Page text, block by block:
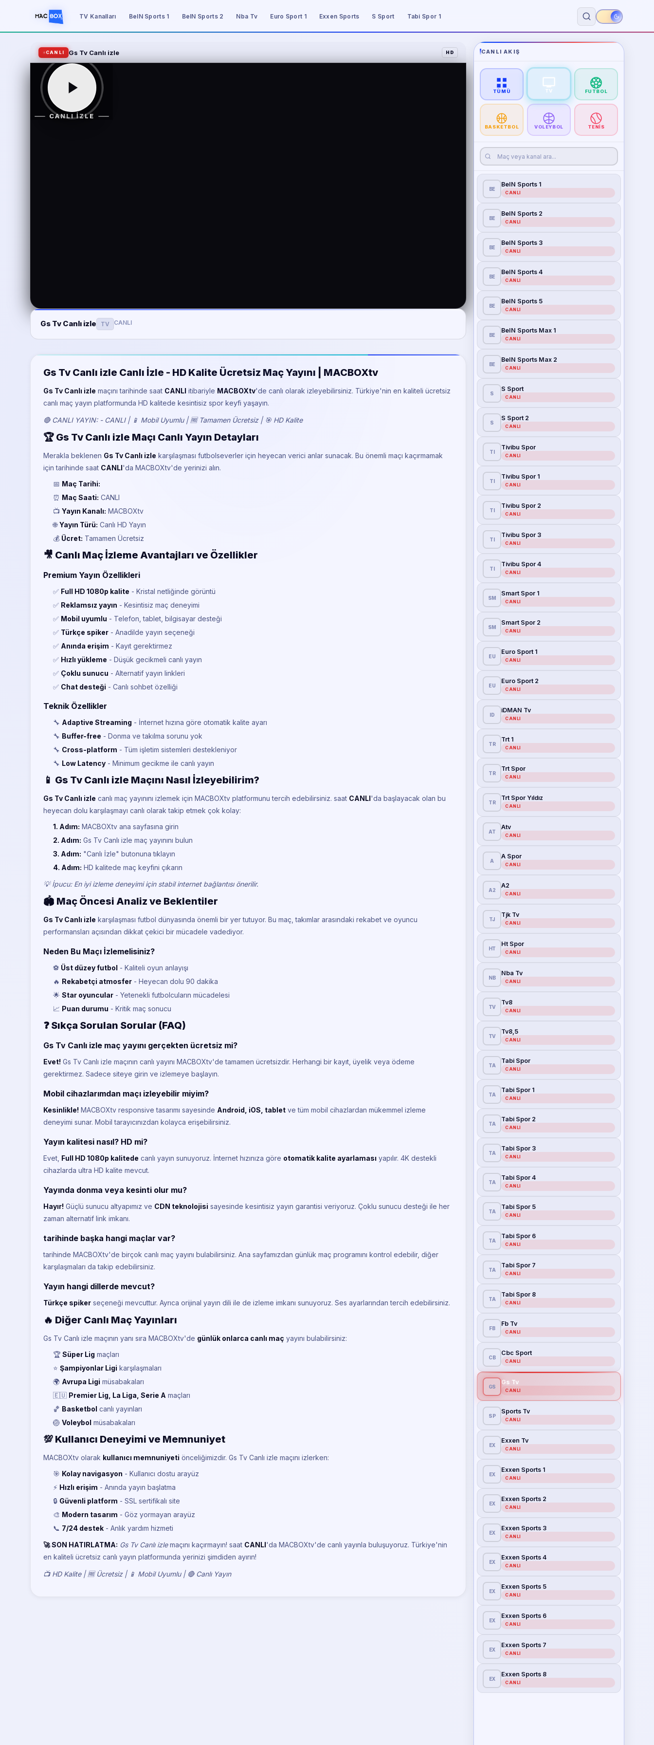
TV Kanalları BeIN Sports 1 BeIN Sports 2 Nba Tv Euro Sport 1 Exxen Sports S Sport Tabi Spor 1
CANLI Gs Tv Canlı izle HD
CANLI İZLE
Gs Tv Canlı izle TV CANLI
Gs Tv Canlı izle Canlı İzle - HD Kalite Ücretsiz Maç Yayını | MACBOXtv
Gs Tv Canlı izle maçınıtarihinde saat CANLI itibariyle MACBOXtv'de canlı olarak izleyebilirsiniz. Türkiye'nin en kaliteli ücretsiz
canlı maç yayın platformunda HD kalitede kesintisiz spor keyfi yaşayın.
🔴 CANLI YAYIN: - CANLI | 📱 Mobil Uyumlu | 🆓 Tamamen Ücretsiz | 🎯 HD Kalite
🏆 Gs Tv Canlı izle Maçı Canlı Yayın Detayları
Merakla beklenen Gs Tv Canlı izle karşılaşması futbolseverler için heyecan verici anlar sunacak. Bu önemli maçı kaçırmamak
içintarihinde saat CANLI'da MACBOXtv'de yerinizi alın.
📅 Maç Tarihi:
⏰ Maç Saati: CANLI
📺 Yayın Kanalı: MACBOXtv
🌐Yayın Türü: Canlı HD Yayın
💰 Ücret: Tamamen Ücretsiz
🎥 Canlı Maç İzleme Avantajları ve Özellikler
Premium Yayın Özellikleri
✅ Full HD 1080p kalite - Kristal netliğinde görüntü
✅ Reklamsız yayın - Kesintisiz maç deneyimi
✅ Mobil uyumlu - Telefon, tablet, bilgisayar desteği
✅ Türkçe spiker - Anadilde yayın seçeneği
✅ Anında erişim - Kayıt gerektirmez
✅ Hızlı yükleme - Düşük gecikmeli canlı yayın
✅ Çoklu sunucu - Alternatif yayın linkleri
✅ Chat desteği - Canlı sohbet özelliği
Teknik Özellikler
🔧 Adaptive Streaming - İnternet hızına göre otomatik kalite ayarı
🔧 Buffer-free - Donma ve takılma sorunu yok
🔧 Cross-platform - Tüm işletim sistemleri destekleniyor
🔧 Low Latency - Minimum gecikme ile canlı yayın
📱 Gs Tv Canlı izle Maçını Nasıl İzleyebilirim?
Gs Tv Canlı izle canlı maç yayınını izlemek için MACBOXtv platformunu tercih edebilirsiniz. saat CANLI'da başlayacak olan bu
heyecan dolu karşılaşmayı canlı olarak takip etmek çok kolay:
1. Adım: MACBOXtv ana sayfasına girin
2. Adım: Gs Tv Canlı izle maç yayınını bulun
3. Adım: "Canlı İzle" butonuna tıklayın
4. Adım: HD kalitede maç keyfini çıkarın
💡 İpucu: En iyi izleme deneyimi için stabil internet bağlantısı önerilir.
🏟️ Maç Öncesi Analiz ve Beklentiler
Gs Tv Canlı izle karşılaşması futbol dünyasında önemli bir yer tutuyor. Bu maç, takımlar arasındaki rekabet ve oyuncu
performansları açısından dikkat çekici bir mücadele vadediyor.
Neden Bu Maçı İzlemelisiniz?
⚽ Üst düzey futbol - Kaliteli oyun anlayışı
🔥 Rekabetçi atmosfer - Heyecan dolu 90 dakika
🌟 Star oyuncular - Yetenekli futbolcuların mücadelesi
📈 Puan durumu - Kritik maç sonucu
❓ Sıkça Sorulan Sorular (FAQ)
Gs Tv Canlı izle maç yayını gerçekten ücretsiz mi?
Evet! Gs Tv Canlı izle maçının canlı yayını MACBOXtv'de tamamen ücretsizdir. Herhangi bir kayıt, üyelik veya ödeme
gerektirmez. Sadece siteye girin ve izlemeye başlayın.
Mobil cihazlarımdan maçı izleyebilir miyim?
Kesinlikle! MACBOXtv responsive tasarımı sayesinde Android, iOS, tablet ve tüm mobil cihazlardan mükemmel izleme
deneyimi sunar. Mobil tarayıcınızdan kolayca erişebilirsiniz.
Yayın kalitesi nasıl? HD mi?
Evet, Full HD 1080p kalitede canlı yayın sunuyoruz. İnternet hızınıza göre otomatik kalite ayarlaması yapılır. 4K destekli
cihazlarda ultra HD kalite mevcut.
Yayında donma veya kesinti olur mu?
Hayır! Güçlü sunucu altyapımız ve CDN teknolojisi sayesinde kesintisiz yayın garantisi veriyoruz. Çoklu sunucu desteği ile her
zaman alternatif link imkanı.
tarihinde başka hangi maçlar var?
tarihinde MACBOXtv'de birçok canlı maç yayını bulabilirsiniz. Ana sayfamızdan günlük maç programını kontrol edebilir, diğer
karşılaşmaları da takip edebilirsiniz.
Yayın hangi dillerde mevcut?
Türkçe spiker seçeneği mevcuttur. Ayrıca orijinal yayın dili ile de izleme imkanı sunuyoruz. Ses ayarlarından tercih edebilirsiniz.
🔥 Diğer Canlı Maç Yayınları
Gs Tv Canlı izle maçının yanı sıra MACBOXtv'de günlük onlarca canlı maç yayını bulabilirsiniz:
🏆 Süper Lig maçları
⭐ Şampiyonlar Ligi karşılaşmaları
🌍 Avrupa Ligi müsabakaları
🇪🇺 Premier Lig, La Liga, Serie A maçları
🏀 Basketbol canlı yayınları
🏐 Voleybol müsabakaları
💯 Kullanıcı Deneyimi ve Memnuniyet
MACBOXtv olarak kullanıcı memnuniyeti önceliğimizdir. Gs Tv Canlı izle maçını izlerken:
🎯 Kolay navigasyon - Kullanıcı dostu arayüz
⚡ Hızlı erişim - Anında yayın başlatma
🔒 Güvenli platform - SSL sertifikalı site
🎨 Modern tasarım - Göz yormayan arayüz
📞 7/24 destek - Anlık yardım hizmeti
🚀 SON HATIRLATMA: Gs Tv Canlı izlemaçını kaçırmayın! saat CANLI'da MACBOXtv'de canlı yayınla buluşuyoruz. Türkiye'nin
en kaliteli ücretsiz canlı yayın platformunda yerinizi şimdiden ayırın!
📺 HD Kalite | 🆓 Ücretsiz | 📱 Mobil Uyumlu | 🔴 Canlı Yayın
CANLI AKIŞ
TÜMÜ TV FUTBOL
BASKETBOL VOLEYBOL TENIS
BE
BeIN Sports 1
CANLI
BE
BeIN Sports 2
CANLI
BE
BeIN Sports 3
CANLI
BE
BeIN Sports 4
CANLI
BE
BeIN Sports 5
CANLI
BE
BeIN Sports Max 1
CANLI
BE
BeIN Sports Max 2
CANLI
S
S Sport
CANLI
S
S Sport 2
CANLI
TI
Tivibu Spor
CANLI
TI
Tivibu Spor 1
CANLI
TI
Tivibu Spor 2
CANLI
TI
Tivibu Spor 3
CANLI
TI
Tivibu Spor 4
CANLI
SM
Smart Spor 1
CANLI
SM
Smart Spor 2
CANLI
EU
Euro Sport 1
CANLI
EU
Euro Sport 2
CANLI
ID
iDMAN Tv
CANLI
TR
Trt 1
CANLI
TR
Trt Spor
CANLI
TR
Trt Spor Yıldız
CANLI
AT
Atv
CANLI
A
A Spor
CANLI
A2
A2
CANLI
TJ
Tjk Tv
CANLI
HT
Ht Spor
CANLI
NB
Nba Tv
CANLI
TV
Tv8
CANLI
TV
Tv8,5
CANLI
TA
Tabi Spor
CANLI
TA
Tabi Spor 1
CANLI
TA
Tabi Spor 2
CANLI
TA
Tabi Spor 3
CANLI
TA
Tabi Spor 4
CANLI
TA
Tabi Spor 5
CANLI
TA
Tabi Spor 6
CANLI
TA
Tabi Spor 7
CANLI
TA
Tabi Spor 8
CANLI
FB
Fb Tv
CANLI
CB
Cbc Sport
CANLI
GS
Gs Tv
CANLI
SP
Sports Tv
CANLI
EX
Exxen Tv
CANLI
EX
Exxen Sports 1
CANLI
EX
Exxen Sports 2
CANLI
EX
Exxen Sports 3
CANLI
EX
Exxen Sports 4
CANLI
EX
Exxen Sports 5
CANLI
EX
Exxen Sports 6
CANLI
EX
Exxen Sports 7
CANLI
EX
Exxen Sports 8
CANLI